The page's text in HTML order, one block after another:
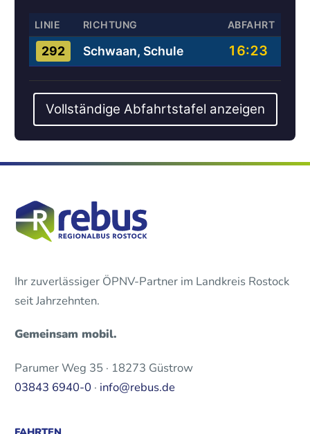
LINIE RICHTUNG ABFAHRT
292 Schwaan, Schule 16:23
Vollständige Abfahrtstafel anzeigen
Ihr zuverlässiger ÖPNV-Partner im Landkreis Rostock
seit Jahrzehnten.
Gemeinsam mobil.
Parumer Weg 35 · 18273 Güstrow
03843 6940-0 · info@rebus.de